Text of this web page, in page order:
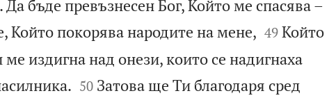
бъде превъзнесен Бог, Който ме спасява –
Който покорява народите на мене, 

49 Който
издигна над онези, които се надигнаха

50 Затова ще Ти благодаря сред